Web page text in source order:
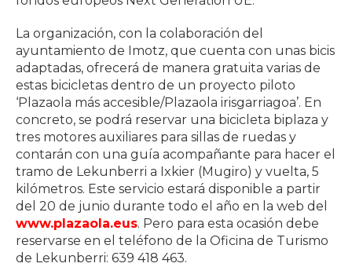
La organización, con la colaboración del
ayuntamiento de Imotz, que cuenta con unas bicis
adaptadas, ofrecerá de manera gratuita varias de
estas bicicletas dentro de un proyecto piloto
‘Plazaola más accesible/Plazaola irisgarriagoa’. En
concreto, se podrá reservar una bicicleta biplaza y
tres motores auxiliares para sillas de ruedas y
contarán con una guía acompañante para hacer el
tramo de Lekunberri a Ixkier (Mugiro) y vuelta, 5
kilómetros. Este servicio estará disponible a partir
del 20 de junio durante todo el año en la web del
www.plazaola.eus. Pero para esta ocasión debe
reservarse en el teléfono de la Oficina de Turismo
de Lekunberri: 639 418 463.